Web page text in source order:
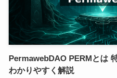
PermawebDAO PERMとは
わかりやすく解説